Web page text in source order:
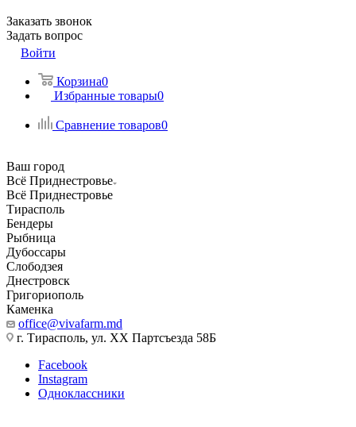
Заказать звонок
Задать вопрос
Войти
Корзина0
Избранные товары0
Сравнение товаров0
Ваш город
Всё Приднестровье
Всё Приднестровье
Тирасполь
Бендеры
Рыбница
Дубоссары
Слободзея
Днестровск
Григориополь
Каменка
office@vivafarm.md
г. Тирасполь, ул. ХХ Партсъезда 58Б
Facebook
Instagram
Одноклассники